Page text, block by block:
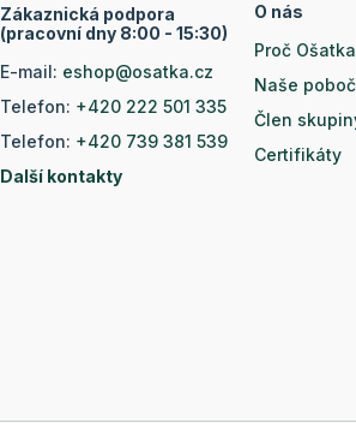
Zákaznická podpora
(pracovní dny 8:00 - 15:30)
E-mail: eshop@osatka.cz
Telefon: +420 222 501 335
Telefon: +420 739 381 539
Další kontakty
O nás
Proč
Naše
Člen
Certifikáty